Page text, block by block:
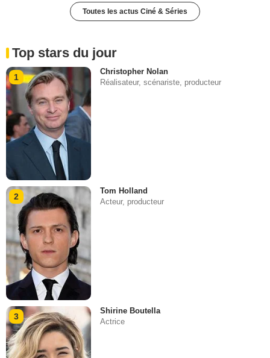
Toutes les actus Ciné & Séries
Top stars du jour
1
Christopher Nolan
Réalisateur, scénariste, producteur
2
Tom Holland
Acteur, producteur
3
Shirine Boutella
Actrice